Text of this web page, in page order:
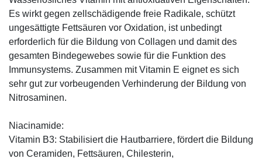
Es wirkt gegen zellschädigende freie Radikale, schützt
ungesättigte Fettsäuren vor Oxidation, ist unbedingt
erforderlich für die Bildung von Collagen und damit des
gesamten Bindegewebes sowie für die Funktion des
Immunsystems. Zusammen mit Vitamin E eignet es sich
sehr gut zur vorbeugenden Verhinderung der Bildung von
Nitrosaminen.
Niacinamide:
Vitamin B3: Stabilisiert die Hautbarriere, fördert die Bildung
von Ceramiden, Fettsäuren, Chilesterin,